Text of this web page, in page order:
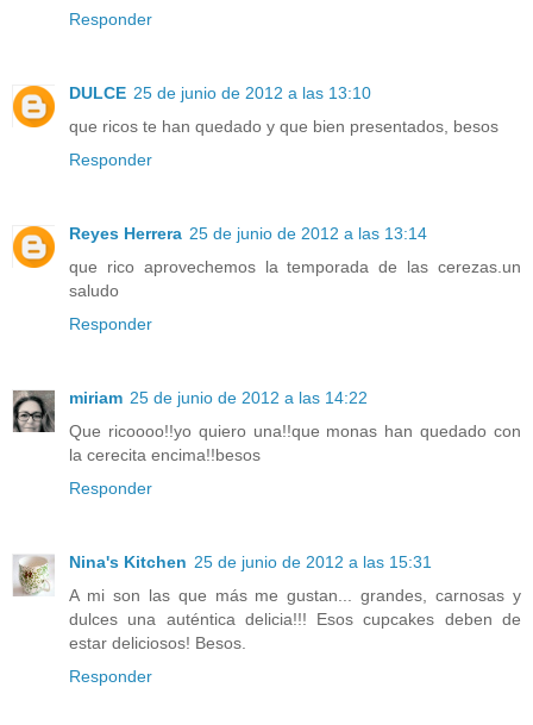
Responder
DULCE 25 de junio de 2012 a las 13:10
que ricos te han quedado y que bien presentados, besos
Responder
Reyes Herrera 25 de junio de 2012 a las 13:14
que rico aprovechemos la temporada de las cerezas.un
saludo
Responder
miriam 25 de junio de 2012 a las 14:22
Que ricoooo!!yo quiero una!!que monas han quedado con
la cerecita encima!!besos
Responder
Nina's Kitchen 25 de junio de 2012 a las 15:31
A mi son las que más me gustan... grandes, carnosas y
dulces una auténtica delicia!!! Esos cupcakes deben de
estar deliciosos! Besos.
Responder